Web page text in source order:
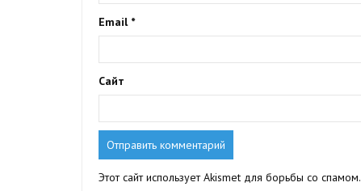
Email *
Сайт
Этот сайт использует Akismet для борьбы со спамом.